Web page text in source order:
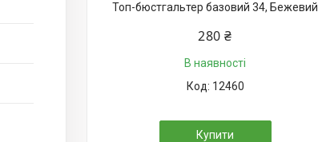
Топ-бюстгальтер базовий 34, Бежевий
280 ₴
В наявності
12460
Купити